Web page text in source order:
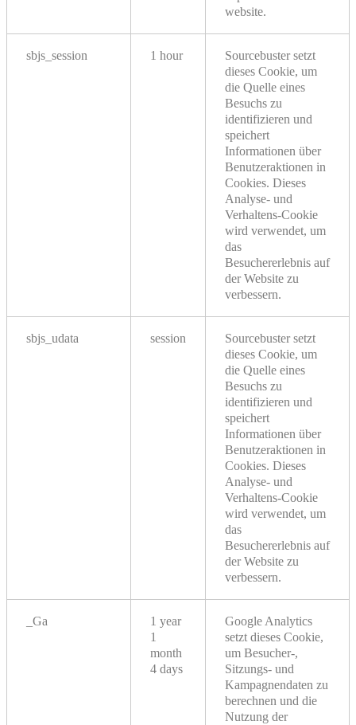
website.
sbjs_session 1 hour
Sourcebuster setzt
dieses Cookie, um
die Quelle eines
Besuchs zu
identifizieren und
speichert
Informationen über
Benutzeraktionen in
Cookies. Dieses
Analyse- und
Verhaltens-Cookie
wird verwendet, um
das
Besuchererlebnis auf
der Website zu
verbessern.
sbjs_udata session
Sourcebuster setzt
dieses Cookie, um
die Quelle eines
Besuchs zu
identifizieren und
speichert
Informationen über
Benutzeraktionen in
Cookies. Dieses
Analyse- und
Verhaltens-Cookie
wird verwendet, um
das
Besuchererlebnis auf
der Website zu
verbessern.
_Ga
1 year
1
month
4 days
Google Analytics
setzt dieses Cookie,
um Besucher-,
Sitzungs- und
Kampagnendaten zu
berechnen und die
Nutzung der